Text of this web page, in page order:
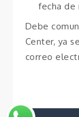
fecha de
Debe
Center, ya
correo